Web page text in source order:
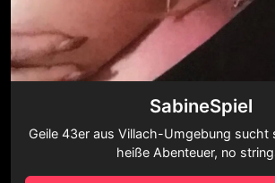
SabineSpiel
Geile 43er aus Villach-Umgebung sucht
heiße Abenteuer, no